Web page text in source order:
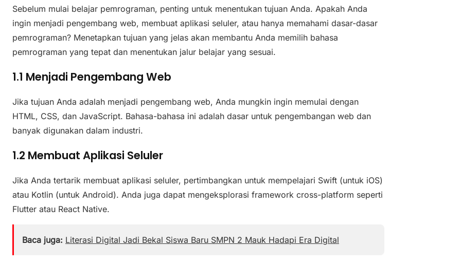
Sebelum mulai belajar pemrograman, penting untuk menentukan tujuan Anda. Apakah Anda
ingin menjadi pengembang web, membuat aplikasi seluler, atau hanya memahami dasar-dasar
pemrograman? Menetapkan tujuan yang jelas akan membantu Anda memilih bahasa
pemrograman yang tepat dan menentukan jalur belajar yang sesuai.
1.1 Menjadi Pengembang Web
Jika tujuan Anda adalah menjadi pengembang web, Anda mungkin ingin memulai dengan
HTML, CSS, dan JavaScript. Bahasa-bahasa ini adalah dasar untuk pengembangan web dan
banyak digunakan dalam industri.
1.2 Membuat Aplikasi Seluler
Jika Anda tertarik membuat aplikasi seluler, pertimbangkan untuk mempelajari Swift (untuk iOS)
atau Kotlin (untuk Android). Anda juga dapat mengeksplorasi framework cross-platform seperti
Flutter atau React Native.
Baca juga: Literasi Digital Jadi Bekal Siswa Baru SMPN 2 Mauk Hadapi Era Digital